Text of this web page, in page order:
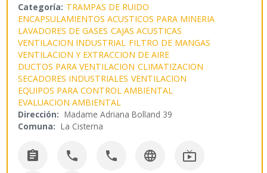
Categoría: TRAMPAS DE RUIDO
ENCAPSULAMIENTOS ACUSTICOS PARA MINERIA
LAVADORES DE GASES CAJAS ACUSTICAS
VENTILACION INDUSTRIAL FILTRO DE MANGAS
VENTILACION Y EXTRACCION DE AIRE
DUCTOS PARA VENTILACION CLIMATIZACION
SECADORES INDUSTRIALES VENTILACION
EQUIPOS PARA CONTROL AMBIENTAL
EVALUACION AMBIENTAL
Dirección: Madame Adriana Bolland 39
Comuna: La Cisterna
    